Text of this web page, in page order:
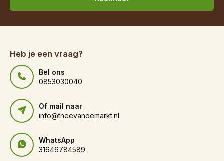
Heb je een vraag?
Bel ons
0853030040
Of mail naar
info@theevandemarkt.nl
WhatsApp
31646784589